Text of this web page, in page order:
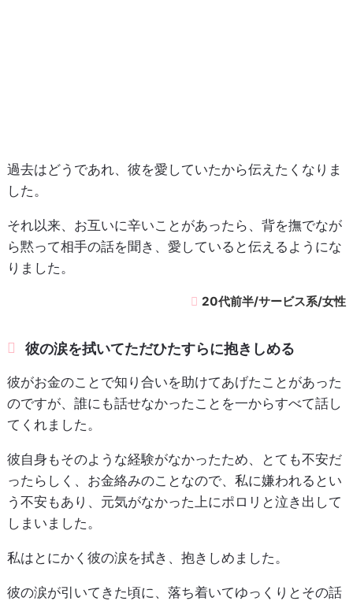
過去はどうであれ、彼を愛していたから伝えたくなりま
した。
それ以来、お互いに辛いことがあったら、背を撫でなが
ら黙って相手の話を聞き、愛していると伝えるようにな
りました。
20代前半/サービス系/女性
彼の涙を拭いてただひたすらに抱きしめる
彼がお金のことで知り合いを助けてあげたことがあった
のですが、誰にも話せなかったことを一からすべて話し
てくれました。
彼自身もそのような経験がなかったため、とても不安だ
ったらしく、お金絡みのことなので、私に嫌われるとい
う不安もあり、元気がなかった上にポロリと泣き出して
しまいました。
私はとにかく彼の涙を拭き、抱きしめました。
彼の涙が引いてきた頃に、落ち着いてゆっくりとその話